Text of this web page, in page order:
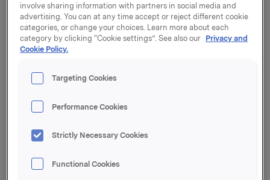
- For niende kvartal på rad har vi organisk
omsetningsvekst innenfor merkevarevirksomheten.
Orkla hadde betydelig fremgang i driftsresultat som
følge av økt salg og interne forbedringsprosjekter. I
flere oppkjøp. Jeg er også meget tilfreds med
konsernsjef Peter A. Ruzicka.
Resultat fra tilknyttede og felleskontrollerte
selskaper var 442 mill. kroner i 2. kvartal. Orklas
andel av Sapas resultat etter skatt utgjorde 319 mill.
kroner i kvartalet, mot 7 mill. kroner i samme periode i
involve sharing information with partners in social media and
advertising. You can at any time accept or reject different cookie
categories, or change your choices. Learn more about each
category by clicking “Cookie settings”. See also our Privacy and
Cookie Policy.
Targeting Cookies
Performance Cookies
Strictly Necessary Cookies
Functional Cookies